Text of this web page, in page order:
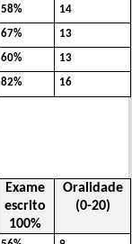
58% 14
67% 13
60% 13
82% 16
Exame
escrito
100%
Oralidade
(0-20)